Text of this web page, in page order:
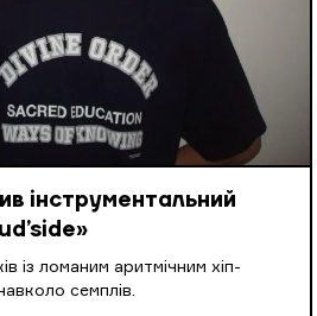
інструментальний
із ломаним аритмічним хіп-
семплів.